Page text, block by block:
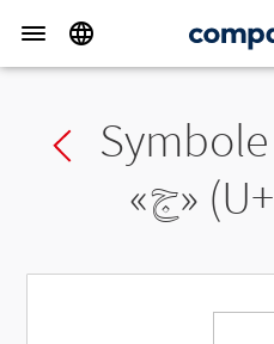
Previous char
«𞺢»